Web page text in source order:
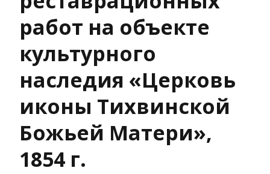
работ на объекте
культурного
наследия «Церковь
иконы Тихвинской
Божьей Матери»,
1854 г.